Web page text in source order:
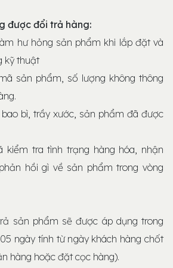
được đổi trả hàng:
hư hỏng sản phẩm khi lắp đặt và
kỹ thuật
sản phẩm, số lượng không thông
bì, trầy xước, sản phẩm đã được
tra tình trạng hàng hóa, nhận
hồi gì về sản phẩm trong vòng
sản phẩm sẽ được áp dụng trong
ngày tính từ ngày khách hàng chốt
hàng hoặc đặt cọc hàng).